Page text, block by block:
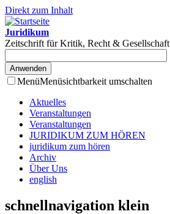
Direkt zum Inhalt
Juridikum
Zeitschrift für Kritik, Recht & Gesellschaft
MenüMenüsichtbarkeit umschalten
Aktuelles
Veranstaltungen
Veranstaltungen
JURIDIKUM ZUM HÖREN
juridikum zum hören
Archiv
Über Uns
english
schnellnavigation klein